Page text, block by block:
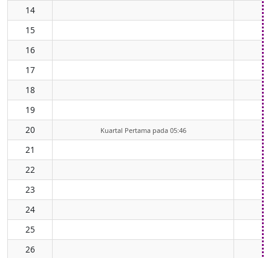
14
15
16
17
18
19
20
Kuartal Pertama pada 05:46
21
22
23
24
25
26